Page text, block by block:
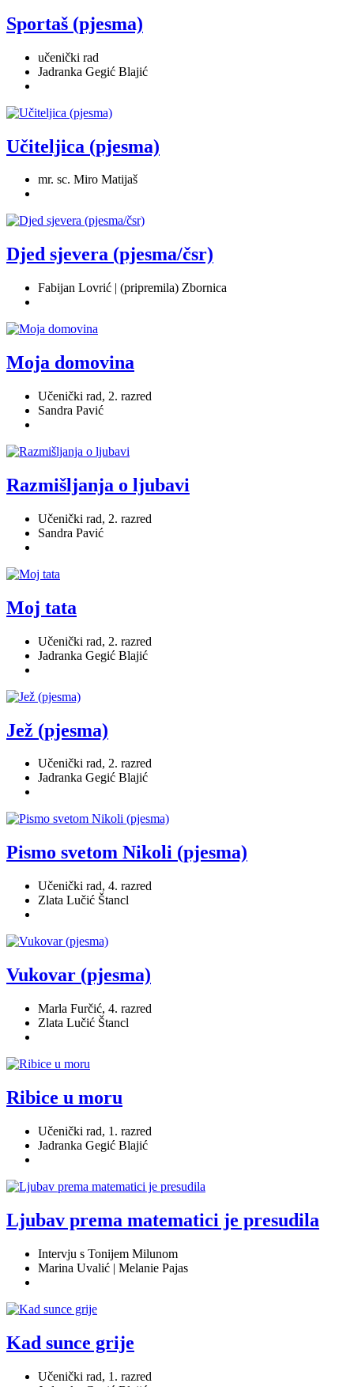
Sportaš (pjesma)
učenički rad
Jadranka Gegić Blajić
Učiteljica (pjesma)
mr. sc. Miro Matijaš
Djed sjevera (pjesma/čsr)
Fabijan Lovrić | (pripremila) Zbornica
Moja domovina
Učenički rad, 2. razred
Sandra Pavić
Razmišljanja o ljubavi
Učenički rad, 2. razred
Sandra Pavić
Moj tata
Učenički rad, 2. razred
Jadranka Gegić Blajić
Jež (pjesma)
Učenički rad, 2. razred
Jadranka Gegić Blajić
Pismo svetom Nikoli (pjesma)
Učenički rad, 4. razred
Zlata Lučić Štancl
Vukovar (pjesma)
Marla Furčić, 4. razred
Zlata Lučić Štancl
Ribice u moru
Učenički rad, 1. razred
Jadranka Gegić Blajić
Ljubav prema matematici je presudila
Intervju s Tonijem Milunom
Marina Uvalić | Melanie Pajas
Kad sunce grije
Učenički rad, 1. razred